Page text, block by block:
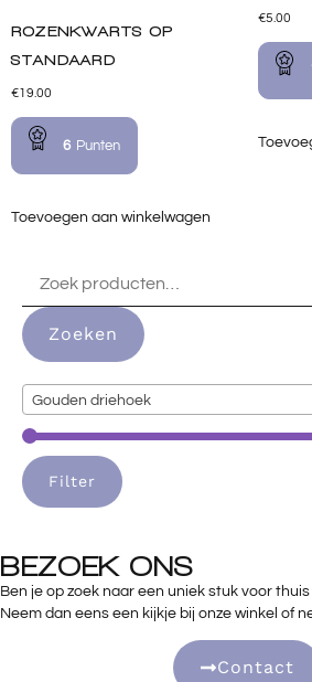
Zoeken
Gouden driehoek
Filter
ROZENKWARTS OP
STANDAARD
€19.00
6 Punten
Toevoegen aan winkelwagen
€5.00
BEZOEK ONS
Ben je op zoek naar een uniek stuk voor
Neem dan eens een kijkje bij onze winkel of
Contact